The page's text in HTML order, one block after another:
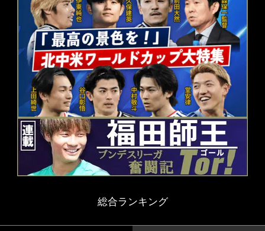
総合ランキング